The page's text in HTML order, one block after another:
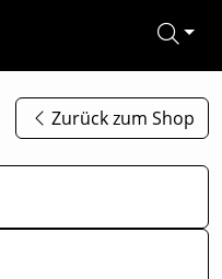
Zurück zum Shop